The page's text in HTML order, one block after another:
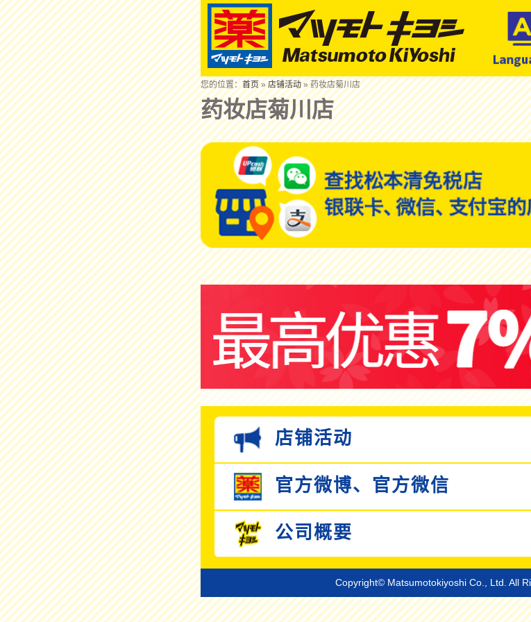
您的位置：首页»店铺活动» 药妆店菊川店
药妆店菊川店
店铺活动
官方微博、 官方微信
公司概要
Copyright© Matsumotokiyoshi Co., Ltd. All